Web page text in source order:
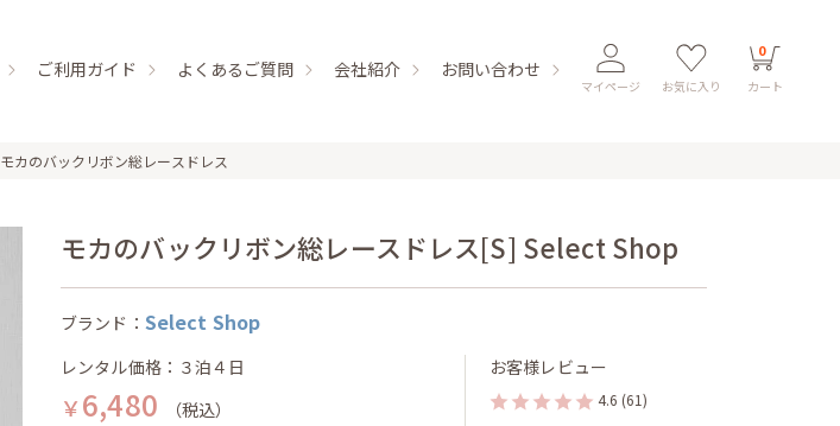
ご利用ガイド よくあるご質問 会社紹介 お問い合わせ
マイページ お気に入り
0
カート
モカのバックリボン総レースドレス
モカのバックリボン総レースドレス[S] Select Shop
ブランド： Select Shop
レンタル価格：３泊４日
￥6,480 （税込）
お客様レビュー
4.6 (61)